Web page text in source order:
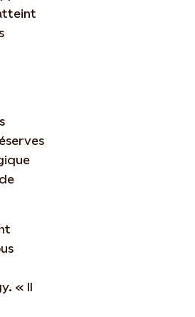
« Il